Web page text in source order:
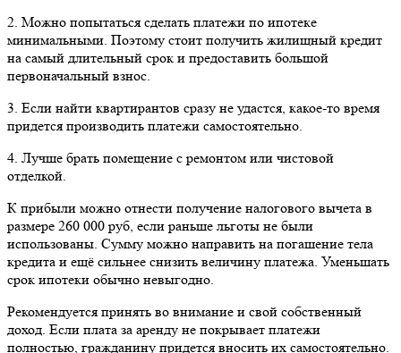
2. Можно попытаться сделать платежи по ипотеке
минимальными. Поэтому стоит получить жилищный кредит
на самый длительный срок и предоставить большой
первоначальный взнос.
3. Если найти квартирантов сразу не удастся, какое-то время
придется производить платежи самостоятельно.
4. Лучше брать помещение с ремонтом или чистовой
отделкой.
К прибыли можно отнести получение налогового вычета в
размере 260 000 руб, если раньше льготы не были
использованы. Сумму можно направить на погашение тела
кредита и ещё сильнее снизить величину платежа. Уменьшать
срок ипотеки обычно невыгодно.
Рекомендуется принять во внимание и свой собственный
доход. Если плата за аренду не покрывает платежи
полностью, гражданину придется вносить их самостоятельно.